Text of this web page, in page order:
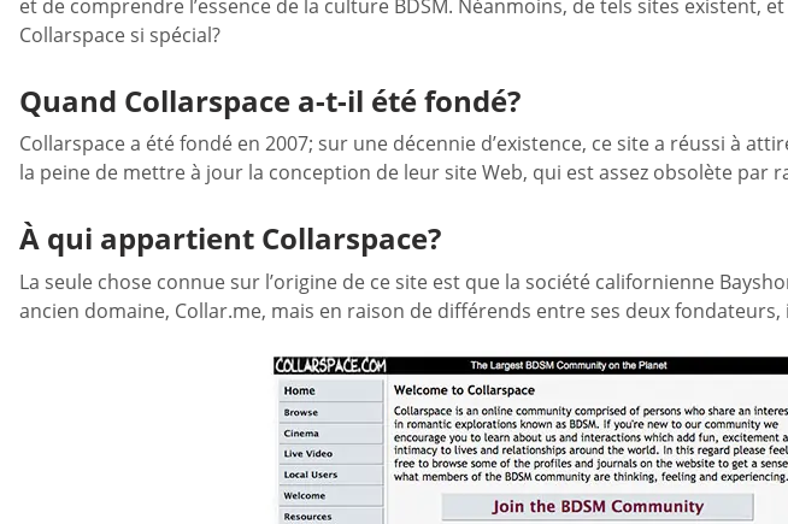
et de comprendre l’essence de la culture BDSM. Néanmoins, de tels sites existent,
Collarspace si spécial?
Quand Collarspace a-t-il été fondé?
Collarspace a été fondé en 2007; sur une décennie d’existence, ce site a réussi à
la peine de mettre à jour la conception de leur site Web, qui est assez obsolète
À qui appartient Collarspace?
La seule chose connue sur l’origine de ce site est que la société californienne
ancien domaine, Collar.me, mais en raison de différends entre ses deux fondateurs,